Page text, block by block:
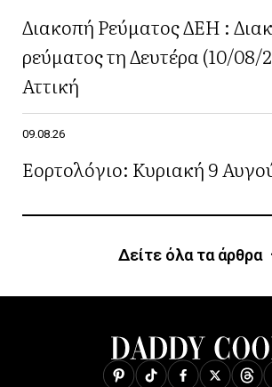
Διακοπή Ρεύματος ΔΕΗ :
ρεύματος τη Δευτέρα (10/08/
Αττική
09.08.26
Εορτολόγιο: Κυριακή 9
Δείτε όλα τα άρθρα